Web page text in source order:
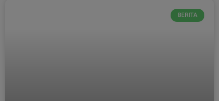
BERITA